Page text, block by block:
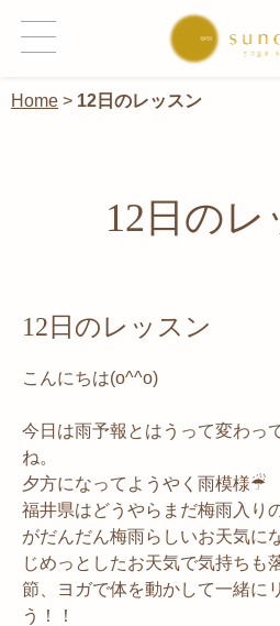
Home > 12日のレッスン
12日のレ
12日のレッスン
こんにちは(o^^o)
今日は雨予報とはうって変わっ
ね。
夕方になってようやく雨模様☔︎
福井県はどうやらまだ梅雨入り
がだんだん梅雨らしいお天気に
じめっとしたお天気で気持ちも
節、ヨガで体を動かして一緒に
う！！